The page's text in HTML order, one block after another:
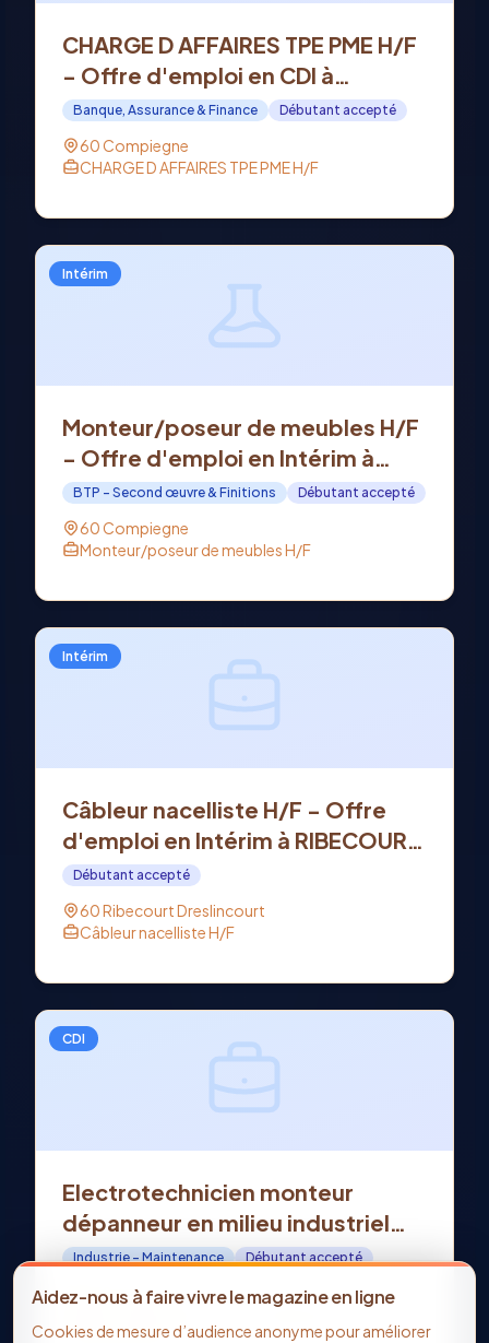
CHARGE D AFFAIRES TPE PME H/F
- Offre d'emploi en CDI à
COMPIEGNE (60)
Banque, Assurance & Finance Débutant accepté
60 Compiegne
CHARGE D AFFAIRES TPE PME H/F
Intérim
Monteur/poseur de meubles H/F
- Offre d'emploi en Intérim à
COMPIEGNE (60)
BTP - Second œuvre & Finitions Débutant accepté
60 Compiegne
Monteur/poseur de meubles H/F
Intérim
Câbleur nacelliste H/F - Offre
d'emploi en Intérim à RIBECOURT
DRESLINCOURT (60)
Débutant accepté
60 Ribecourt Dreslincourt
Câbleur nacelliste H/F
CDI
Electrotechnicien monteur
dépanneur en milieu industriel
H/F - Offre d'emploi en CDI à
SOISSONS (02)
Industrie - Maintenance Débutant accepté
02 Soissons
industriel H/F
Aidez-nous à faire vivre le magazine en ligne
Cookies de mesure d’audience anonyme pour améliorer